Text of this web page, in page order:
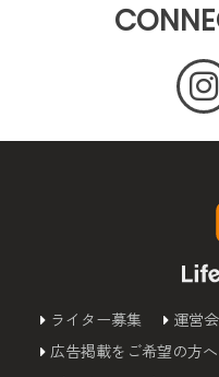
ライター募集 運営
広告掲載をご希望の方へ